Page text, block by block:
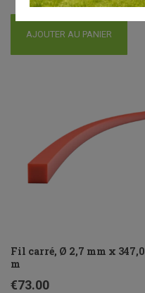
AJOUTER AU PANIER
Fil carré, Ø 2,7 mm x 347,0
m
€73.00